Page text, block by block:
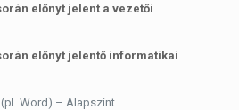
előnyt jelent a vezetői
előnyt jelentő informatikai
Word) – Alapszint